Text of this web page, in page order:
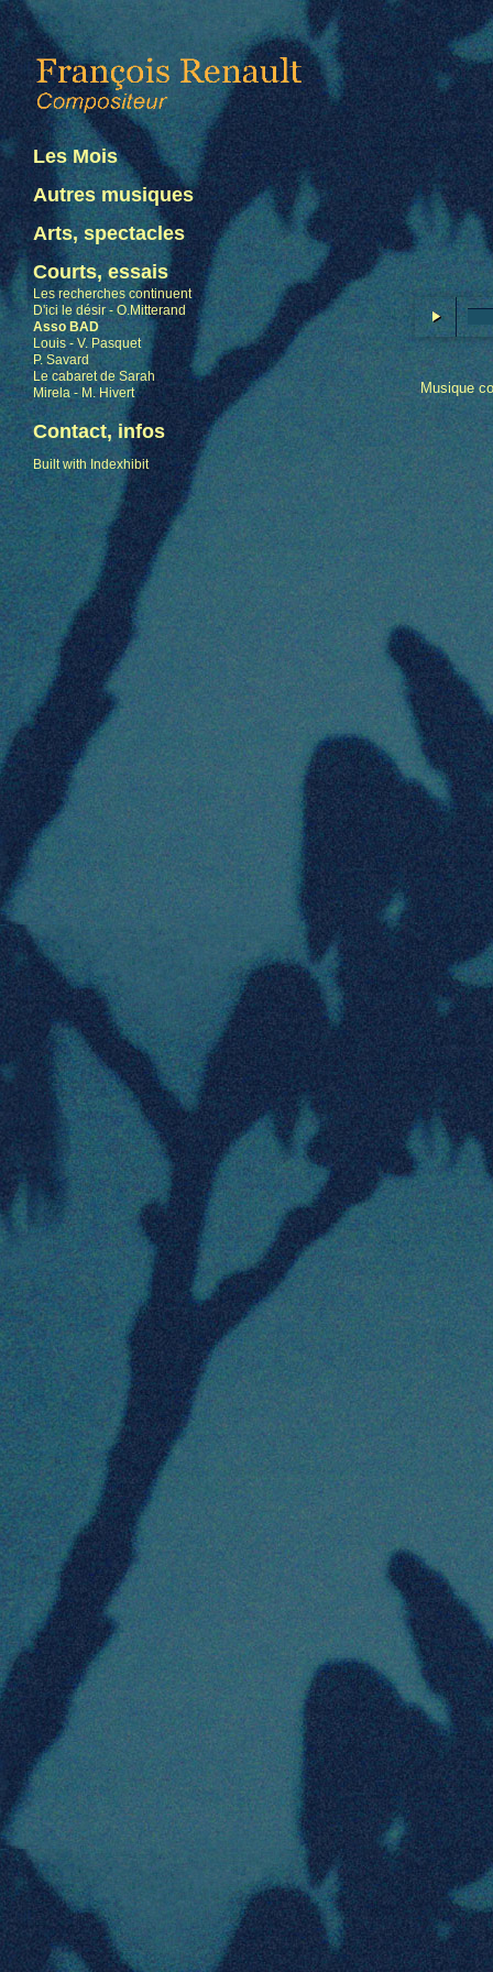
Les Mois
Autres musiques
Arts, spectacles
Courts, essais
Les recherches continuent
D'ici le désir - O.Mitterand
Asso BAD
Louis - V. Pasquet
P. Savard
Le cabaret de Sarah
Mirela - M. Hivert
Contact, infos
Built with Indexhibit
Musique